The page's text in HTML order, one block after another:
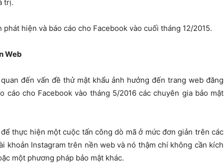
trị.
hiện và báo cáo cho Facebook vào cuối tháng 12/2015.
Web
đến vấn đề thử mật khẩu ảnh hưởng đến trang web đăng
cáo cho Facebook vào tháng 5/2016 các chuyên gia bảo mật
thực hiện một cuộc tấn công dò mã ở mức đơn giản trên các
khoản Instagram trên nền web và nó thậm chí không cần kích
một phương pháp bảo mật khác.